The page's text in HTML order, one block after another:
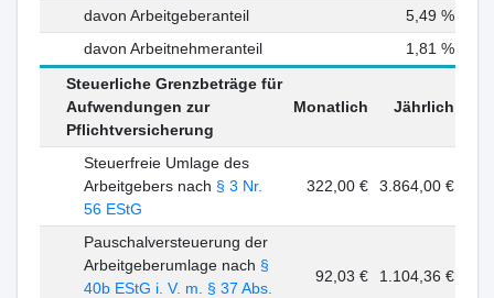
davon Arbeitgeberanteil
5,49 %
davon Arbeitnehmeranteil
1,81 %
Steuerliche Grenzbeträge für
Aufwendungen zur
Pflichtversicherung
Monatlich Jährlich
Steuerfreie Umlage des
Arbeitgebers nach § 3 Nr.
56 EStG
322,00 € 3.864,00 €
Pauschalversteuerung der
Arbeitgeberumlage nach §
40b EStG i. V. m. § 37 Abs.
92,03 € 1.104,36 €